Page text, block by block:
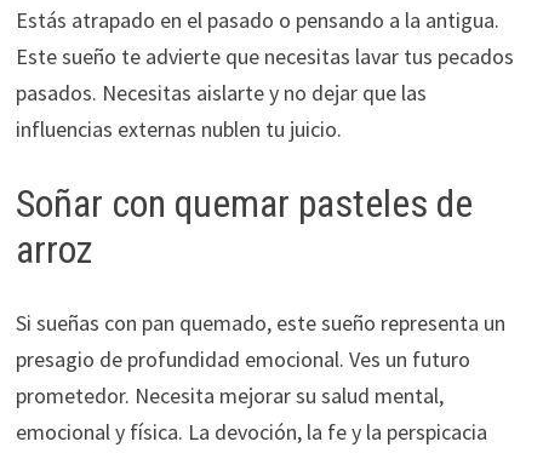
Estás atrapado en el pasado o pensando a la antigua.
Este sueño te advierte que necesitas lavar tus pecados
pasados. Necesitas aislarte y no dejar que las
influencias externas nublen tu juicio.
Soñar con quemar pasteles de
arroz
Si sueñas con pan quemado, este sueño representa un
presagio de profundidad emocional. Ves un futuro
prometedor. Necesita mejorar su salud mental,
emocional y física. La devoción, la fe y la perspicacia